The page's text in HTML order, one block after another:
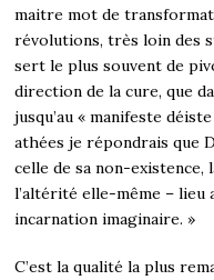
maitre mot de
révolutions, très loin des
sert le plus souvent de
direction de la cure, que
jusqu’au « manifeste
athées je répondrais que
celle de sa non-existence,
l’altérité elle-même –
incarnation imaginaire. »
C’est la qualité la plus